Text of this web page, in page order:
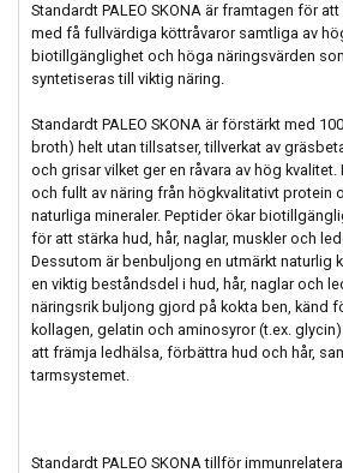
Standardt PALEO SKONA är framtagen för
med få fullvärdiga köttråvaror samtliga av
biotillgänglighet och höga näringsvärden
syntetiseras till viktig näring.
Standardt PALEO SKONA är förstärkt med
broth) helt utan tillsatser, tillverkat av
och grisar vilket ger en råvara av hög
och fullt av näring från högkvalitativt protein
naturliga mineraler. Peptider ökar
för att stärka hud, hår, naglar, muskler och
Dessutom är benbuljong en utmärkt naturlig
en viktig beståndsdel i hud, hår, naglar och
näringsrik buljong gjord på kokta ben, känd
kollagen, gelatin och aminosyror (t.ex.
att främja ledhälsa, förbättra hud och hår,
tarmsystemet.
Standardt PALEO SKONA tillför